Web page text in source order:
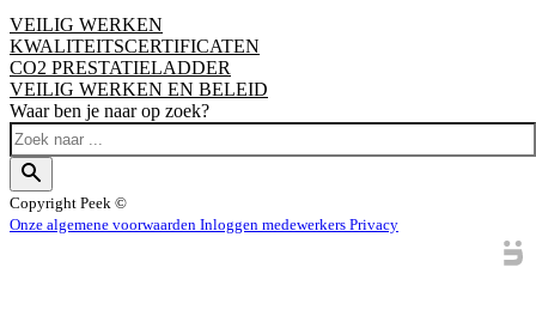
VEILIG WERKEN
KWALITEITSCERTIFICATEN
CO2 PRESTATIELADDER
VEILIG WERKEN EN BELEID
Waar ben je naar op zoek?
Copyright Peek ©
Onze algemene voorwaarden Inloggen medewerkers Privacy